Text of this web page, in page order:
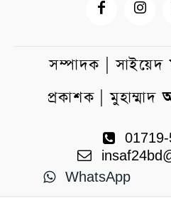
সম্পাদক | সাইয়েদ
প্রকাশক | মুহাম্মাদ
WhatsApp